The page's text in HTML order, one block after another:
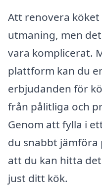
Att renovera
utmaning, men
vara komplicerat.
plattform kan du
erbjudanden för
från pålitliga och
Genom att fylla i
du snabbt jämföra
att du kan hitta
just ditt kök.